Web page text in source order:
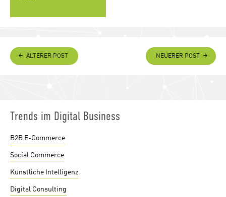
ÄLTERER POST NEUERER POST
Trends im Digital Business
B2B E-Commerce
Social Commerce
Künstliche Intelligenz
Digital Consulting